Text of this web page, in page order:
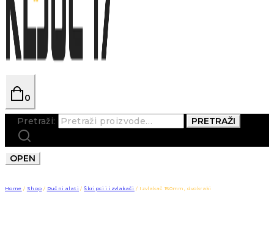
0
Pretraži: PRETRAŽI
OPEN
Home / Shop / Ručni alati / Škripci i izvlakači / Izvlakač 150mm, dvokraki